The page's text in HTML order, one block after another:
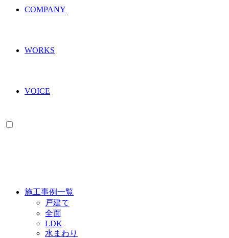
COMPANY
WORKS
VOICE
施工事例一覧
戸建て
全面
LDK
水まわり